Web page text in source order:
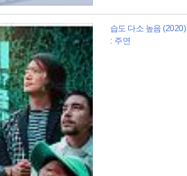
습도 다소 높음 (2020)
: 주연